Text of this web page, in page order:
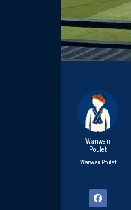
Wanwan
Poulet
Wanwan Poulet